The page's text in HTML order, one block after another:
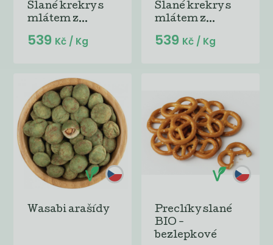
Slané krekry s
mlátem z...
539 Kč / Kg
Slané krekry s
mlátem z...
539 Kč / Kg
Wasabi arašídy
Preclíky slané
BIO -
bezlepkové